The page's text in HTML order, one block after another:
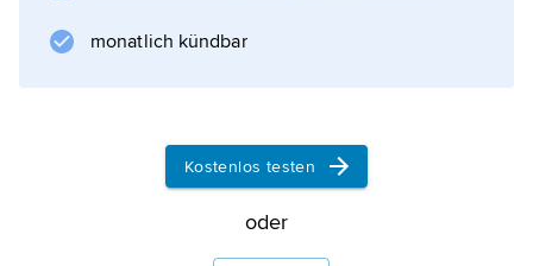
monatlich kündbar
Kostenlos testen
oder